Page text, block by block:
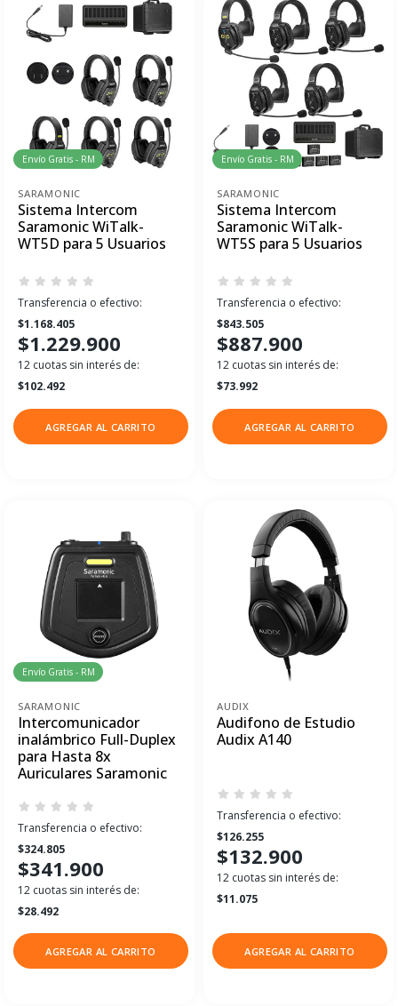
Envío Gratis - RM
SARAMONIC
Sistema Intercom
Saramonic WiTalk-
WT5D para 5 Usuarios
Transferencia o efectivo:
$1.168.405
$1.229.900
12 cuotas sin interés de:
$102.492
AGREGAR AL CARRITO
Envío Gratis - RM
SARAMONIC
Sistema Intercom
Saramonic WiTalk-
WT5S para 5 Usuarios
Transferencia o efectivo:
$843.505
$887.900
12 cuotas sin interés de:
$73.992
AGREGAR AL CARRITO
Envío Gratis - RM
SARAMONIC
Intercomunicador
inalámbrico Full-Duplex
para Hasta 8x
Auriculares Saramonic
Transferencia o efectivo:
$324.805
$341.900
12 cuotas sin interés de:
$28.492
AGREGAR AL CARRITO
AUDIX
Audifono de Estudio
Audix A140
Transferencia o efectivo:
$126.255
$132.900
12 cuotas sin interés de:
$11.075
AGREGAR AL CARRITO